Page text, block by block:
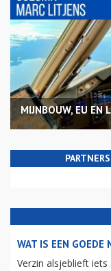
MIJNBOUW, EU EN
WAT IS EEN GOEDE
Verzin alsjeblieft iets